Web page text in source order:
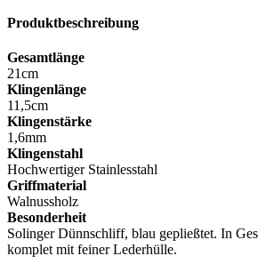
Produktbeschreibung
Gesamtlänge
21cm
Klingenlänge
11,5cm
Klingenstärke
1,6mm
Klingenstahl
Hochwertiger Stainlesstahl
Griffmaterial
Walnussholz
Besonderheit
Solinger Dünnschliff, blau gepließtet. In
komplet mit feiner Lederhülle.